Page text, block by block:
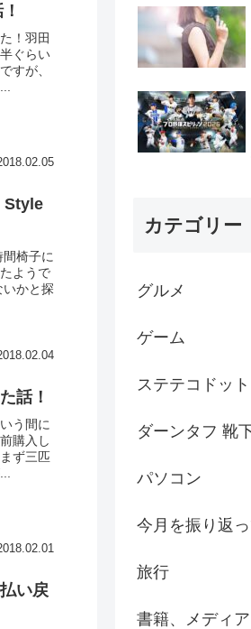
！羽田
ぐらい
すが、
Style
椅子に
ようで
かと探
話！
う間に
購入し
ず三匹
い戻
カテゴリー
グルメ
ゲーム
ステテコドッ
ダーンタフ 靴
パソコン
今月を振り返
旅行
書籍、メディア